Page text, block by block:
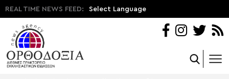
REAL TIME NEWS FEED: Select Language